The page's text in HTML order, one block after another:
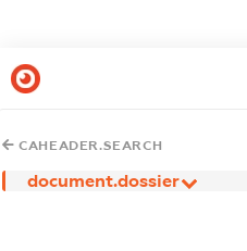
CAHEADER.SEARCH
document.dossier